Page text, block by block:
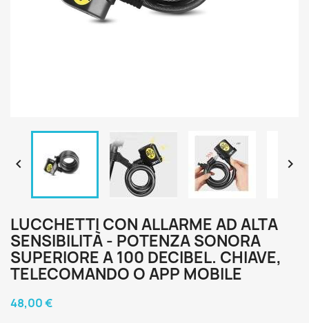
 
LUCCHETTI CON ALLARME AD ALTA
SENSIBILITÀ - POTENZA SONORA
SUPERIORE A 100 DECIBEL. CHIAVE,
TELECOMANDO O APP MOBILE
48,00 €